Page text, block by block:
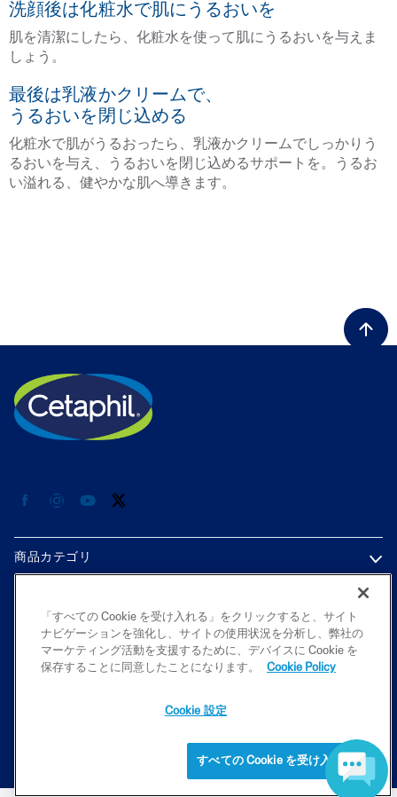
洗顔後は化粧水で肌にうるおいを
肌を清潔にしたら、化粧水を使って肌にうるおいを与えま
しょう。
最後は乳液かクリームで、
うるおいを閉じ込める
化粧水で肌がうるおったら、乳液かクリームでしっかりう
るおいを与え、うるおいを閉じ込めるサポートを。うるお
い溢れる、健やかな肌へ導きます。
商品カテゴリ
プライバシーポリシー
2026 Galderma K.K. All rights reserved. All trademarks are the property
「すべての Cookie を受け入れる」をクリックすると、サイト
ナビゲーションを強化し、サイトの使用状況を分析し、弊社の
マーケティング活動を支援するために、デバイスに Cookie を
保存することに同意したことになります。
Cookie Policy
Cookie 設定
すべての Cookie を受け入れる